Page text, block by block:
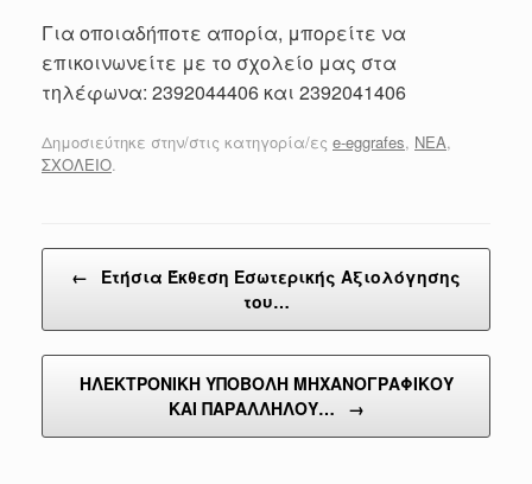
Για οποιαδήποτε απορία, μπορείτε να
επικοινωνείτε με το σχολείο μας στα
τηλέφωνα: 2392044406 και 2392041406
Δημοσιεύτηκε στην/στις κατηγορία/ες e-eggrafes, ΝΕΑ,
ΣΧΟΛΕΙΟ.
Post navigation
←
Ετήσια Έκθεση Εσωτερικής Αξιολόγησης
του…
ΗΛΕΚΤΡΟΝΙΚΗ ΥΠΟΒΟΛΗ ΜΗΧΑΝΟΓΡΑΦΙΚΟΥ
ΚΑΙ ΠΑΡΑΛΛΗΛΟΥ…
→